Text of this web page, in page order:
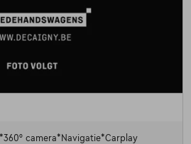
*360° camera*Navigatie*Carplay